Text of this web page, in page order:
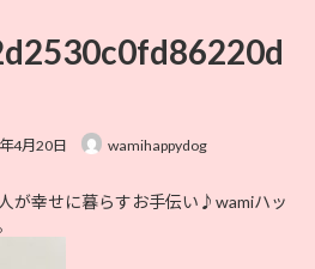
4月20日 wamihappydog
が幸せに暮らすお手伝い♪wamiハッ